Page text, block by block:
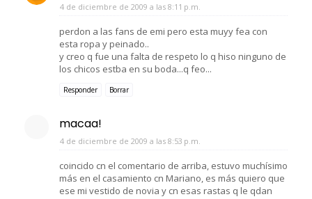
4 de diciembre de 2009 a las 8:11 p.m.
perdon a las fans de emi pero esta muyy fea con
esta ropa y peinado..
y creo q fue una falta de respeto lo q hiso ninguno de
los chicos estba en su boda...q feo...
Responder Borrar
macaa!
4 de diciembre de 2009 a las 8:53 p.m.
coincido cn el comentario de arriba, estuvo muchísimo
más en el casamiento cn Mariano, es más quiero que
ese mi vestido de novia y cn esas rastas q le qdan